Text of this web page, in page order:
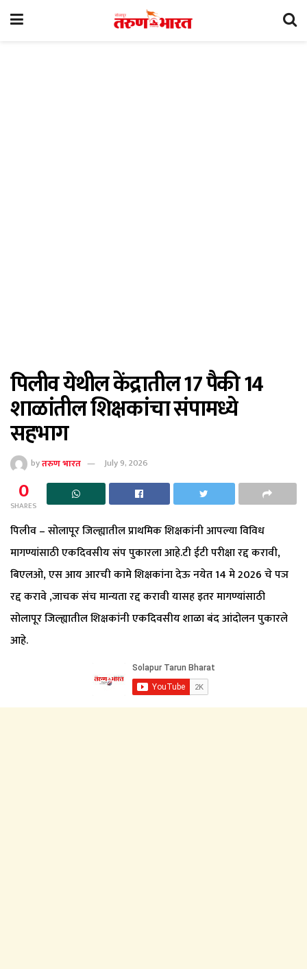
पिलीव येथील केंद्रातील 17 पैकी 14
शाळांतील शिक्षकांचा संपामध्ये
सहभाग
byतरुण भारत July 9, 2026
0
SHARES
पिलीव – सोलापूर जिल्ह्यातील प्राथमिक शिक्षकांनी आपल्या विविध
मागण्यांसाठी एकदिवसीय संप पुकारला आहे.टी ईटी परीक्षा रद्द करावी,
बिएलओ, एस आय आरची कामे शिक्षकांना देऊ नयेत 14 मे 2026 चे पञ
रद्द करावे ,जाचक संच मान्यता रद्द करावी यासह इतर मागण्यांसाठी
सोलापूर जिल्ह्यातील शिक्षकांनी एकदिवसीय शाळा बंद आंदोलन पुकारले
आहे.